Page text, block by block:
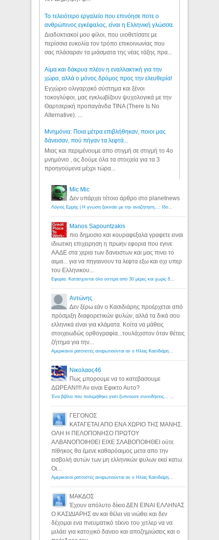
Το τελειότερο εργαλείο που επινόησε ποτε ο
ανθρώπινος εγκέφαλος, είναι η Ελληνική γλώσσα.
Διαδυκτιακοί μου φίλοι, που υιοθετίσατε με
περίσσια ευκολία τον τρόπο επικοινωνίας που
σας πλάσαραν τα μιάσματα της νέας τάξης πρα...
Αίμα και δάκρυα πλέον η εναλλακτική για την
χώρα, αλλά ο μόνος δρόμος προς την ελευθερία!
Εγχώριο ολιγαρχικό σύστημα και ξένοι
τοκογλύφοι, μας εγκλωβίζουν ψυχολογικά με την
Θαρτσερική προπαγάνδα TINA (There Is No
Alternative). ...
Μνημόνια: Ποια μέτρα επιβλήθηκαν, ποιοι μας
δάνεισαν, πού πήγαν τα λεφτά...
Μιας και περιμένουμε απο στιγμή σε στιγμή το 4ο
μνημόνιο , ας δούμε όλα τα στοιχεία για τα 3
προηγούμενα μέχρι τώρα...
Mic Mic
Δεν υπάρχει τέτοιο άρθρο στο planetnews
Λόγιος Ερμής | Η γνώση ξεκινάει με την αναζήτηση...: Ιδού οι 18 που χρωστούν 11 δις ευρώ!
Manos Sapountzakis
πιο δημοσιο και κουραφεξαλα γραφετε ειναι
ιδιωτικη επιχειρηση η πρωην εφορια που εγινε
ΑΑΔΕ στα χερια των δανειστων και μας πινει το
αιμα... για να πηγαινουν τα λεφτα εξω και οχι υπερ
του Ελληνικου...
Εφορία: Κατάσχονται όλα ύστερα από 30 μέρες και χωρίς δικαστικές αποφάσεις - Λόγιος Ερμής
Αντώνης
Δεν ξέρω εάν ο Κασιδιάρης προέρχεται από
πρόσμιξη διαφορετικών φυλών, αλλά τα δικά σου
ελληνικά είναι για κλάματα. Κοίτα να μάθεις
στοιχειωδώς ορθογραφία...τουλάχιστον όταν θέτεις
ζήτημα για την...
Αμερικανοί ρατσιστές αναρωτιούνται αν ο Ηλίας Κασιδιάρης ανήκει στη λευκή φυλή... - Λόγιος Ερμής
Νικολαος46
Πως μπορουμε να το κατεβασουμε
ΔΩΡΕΑΝ!!!! Αν ειναι Εφικτο Αυτο?
Ένα βιβλίο που πολεμήθηκε γιατί ξυπνούσε συνειδήσεις... - Λόγιος Ερμής | Η γνώση ξεκινάει με την αναζήτηση...
ΓΕΓΟΝΟΣ
ΚΑΤΑΓΕΤΑΙ ΑΠΟ ΕΝΑ ΧΩΡΙΟ ΤΗΣ ΜΑΝΗΣ.
ΟΛΗ Η ΠΕΛΟΠΟΝΗΣΟ ΠΡΩΤΟΥ
ΑΛΒΑΝΟΠΟΙΗΘΕΙ ΕΙΧΕ ΣΛΑΒΟΠΟΙΗΘΕΙ ούτε
πίθηκος θα έμενε καθαρόαιμος μετα απο την
εισβολή αυτών των μη ελληνικών φυλων εκεί κατω.
Οι...
Αμερικανοί ρατσιστές αναρωτιούνται αν ο Ηλίας Κασιδιάρης ανήκει στη λευκή φυλή... - Λόγιος Ερμής
ΜΑΚΔΟΣ
Έχουν απόλυτο δίκιο ΔΕΝ ΕΙΝΑΙ ΕΛΛΗΝΑΣ
Ο ΚΑΣΙΔΙΑΡΗΣ αν και θέλει να νιώθει και δεν
δέχομαι ενα πνευματικό τέκνο του χιτλερ να να
μιλάει για κατοχικό δανειο και αποζημιώσεις και ο